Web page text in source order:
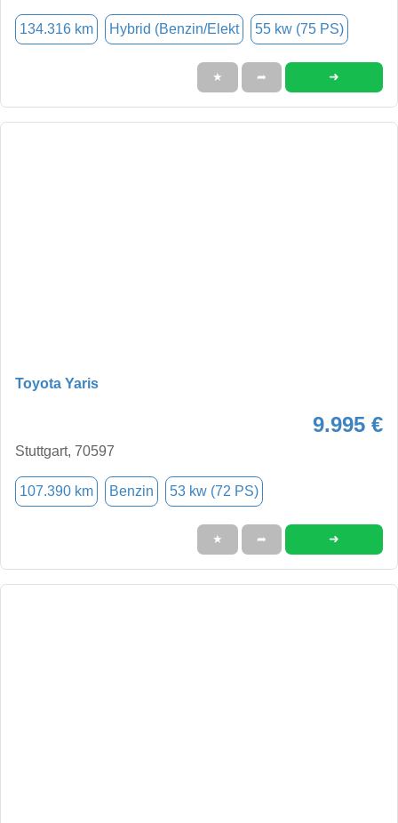
134.316 km Hybrid (Benzin/Elekt 55 kw (75 PS)
★ ➦ ➜
Toyota Yaris
9.995 €
Stuttgart, 70597
107.390 km Benzin 53 kw (72 PS)
★ ➦ ➜